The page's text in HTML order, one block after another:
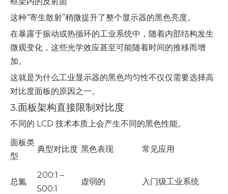
这种“寄生散射”稍微提升了整个显示器的黑色亮度。
在暴露于振动或热循环的工业系统中，随着内部结构发生
微观变化，这些光学效应甚至可能随着时间的推移而增
加。
这就是为什么工业显示器的黑色均匀性不仅仅需要选择高
对比度面板的原因之一。
3.面板架构直接限制对比度
不同的 LCD 技术本质上会产生不同的黑色性能。
面板类
型
典型对比度 黑色表现 常见应用
总氮
200:1 –
500:1
虚弱的 入门级工业系统